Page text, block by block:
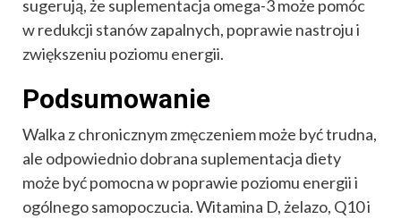
sugerują, że suplementacja omega-3 może pomóc
w redukcji stanów zapalnych, poprawie nastroju i
zwiększeniu poziomu energii.
Podsumowanie
Walka z chronicznym zmęczeniem może być trudna,
ale odpowiednio dobrana suplementacja diety
może być pomocna w poprawie poziomu energii i
ogólnego samopoczucia. Witamina D, żelazo, Q10 i